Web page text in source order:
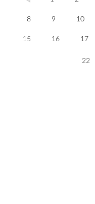
8 9 10
15 16 17
22